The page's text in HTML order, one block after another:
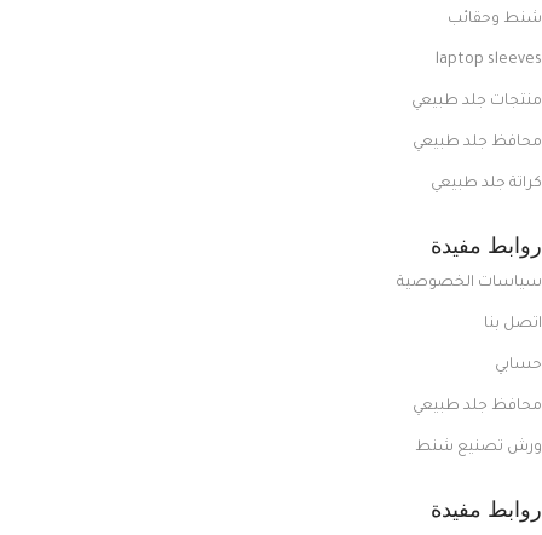
شنط وحقائب
laptop sleeves
منتجات جلد طبيعي
محافظ جلد طبيعي
كراتة جلد طبيعي
روابط مفيدة
سياسات الخصوصية
اتصل بنا
حسابي
محافظ جلد طبيعي
ورش تصنيع شنط
روابط مفيدة